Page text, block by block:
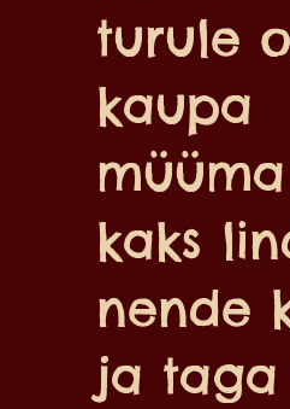
turule
kaupa
kaks
nende
ja taga